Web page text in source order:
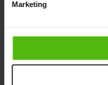
Marketing